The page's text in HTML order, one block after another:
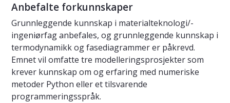
Anbefalte forkunnskaper
Grunnleggende kunnskap i materialteknologi/-
ingeniørfag anbefales, og grunnleggende kunnskap i
termodynamikk og fasediagrammer er påkrevd.
Emnet vil omfatte tre modelleringsprosjekter som
krever kunnskap om og erfaring med numeriske
metoder Python eller et tilsvarende
programmeringsspråk.